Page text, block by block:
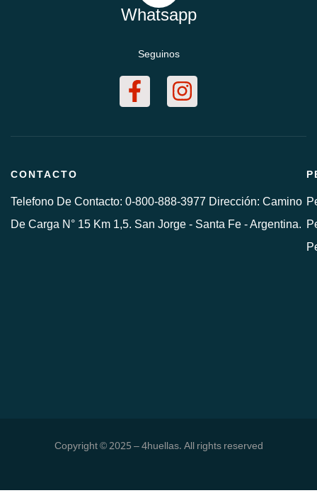
Whatsapp
Seguinos
CONTACTO
Telefono De Contacto: 0-800-888-3977 Dirección: Camino
De Carga N° 15 Km 1,5. San Jorge - Santa Fe - Argentina.
Copyright © 2025 – 4huellas. All rights reserved